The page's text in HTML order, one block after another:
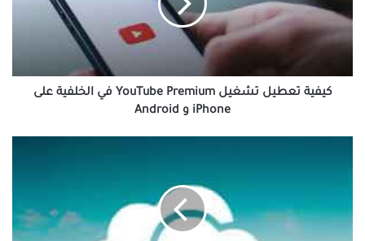
Premium
في
الخلفية
iPhone
كيفية تعطيل تشغيل YouTube Premium في الخلفية على
iPhone و Android
المزامنة